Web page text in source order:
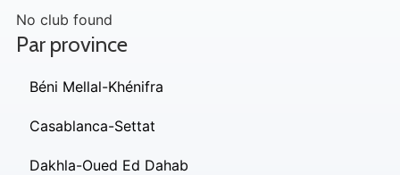
No club found
Par province
Béni Mellal-Khénifra
Casablanca-Settat
Dakhla-Oued Ed Dahab